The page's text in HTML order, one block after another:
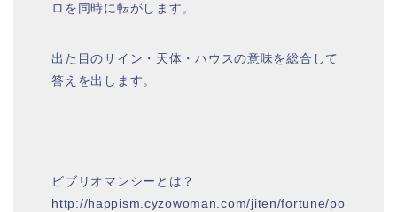
ロを同時に転がします。
出た目のサイン・天体・ハウスの意味を総合して
答えを出します。
ビブリオマンシーとは？
http://happism.cyzowoman.com/jiten/fortune/po